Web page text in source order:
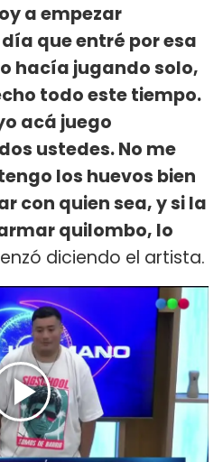
a empezar
que entré por esa
hacía jugando solo,
todo este tiempo.
acá juego
ustedes. No me
los huevos bien
con quien sea, y si la
quilombo, lo
diciendo el artista.